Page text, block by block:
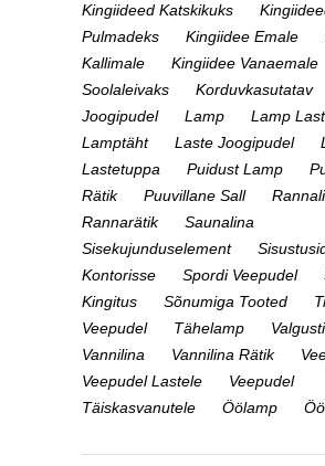
Kingiideed Katskikuks
Pulmadeks
Kingiidee Emale
Kallimale
Kingiidee Vanaemale
Soolaleivaks
Korduvkasutatav
Joogipudel
Lamp
Lamp
Lamptäht
Laste Joogipudel
Lastetuppa
Puidust Lamp
Rätik
Puuvillane Sall
Rannarätik
Saunalina
Sisekujunduselement
Kontorisse
Spordi Veepudel
Kingitus
Sõnumiga Tooted
Veepudel
Tähelamp
Valgusti
Vannilina
Vannilina Rätik
Veepudel Lastele
Veepudel
Täiskasvanutele
Öölamp